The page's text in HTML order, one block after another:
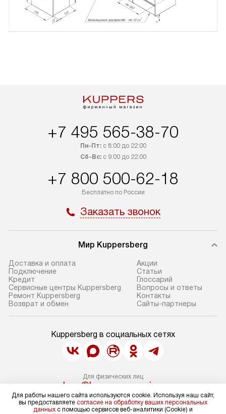
+7 495 565-38-70
Пн-Пт:с 8:00 до 22:00
Сб-Вс:с 9:00 до 22:00
+7 800 500-62-18
Бесплатно по России
Заказать звонок
Мир Kuppersberg
Доставка и оплата
Подключение
Кредит
Сервисные центры Kuppersberg
Ремонт Kuppersberg
Возврат и обмен
Акции
Cтатьи
Глоссарий
Вопросы и ответы
Контакты
Сайты-партнеры
Kuppersberg в социальных сетях
Для физических лиц
shop@kuppers-russia.ru
Для юридических лиц
business@kvalitet.company
Для работы нашего сайта используются cookie. Используя наш сайт,
вы предоставляете согласие на обработку ваших персональных
данных с помощью сервисов веб-аналитики (Cookie) и